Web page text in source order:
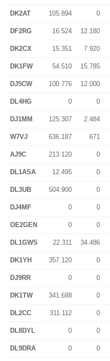
DK2AT 105.894 0
DF2RG 16.524 12.180
DK2CX 15.351 7.920
DK1FW 54.510 15.785
DJ5CW 100.776 12.000
DL4HG 0 0
DJ1MM 125.307 2.484
W7VJ 636.187 671
AJ9C 213.120 0
DL1ASA 12.495 0
DL3UB 504.900 0
DJ4MF 0 0
OE2GEN 0 0
DL1GWS 22.311 34.486
DK1YH 357.120 0
DJ9RR 0 0
DK1TW 341.688 0
DL2CC 311.112 0
DL8DYL 0 0
DL9DRA 0 0